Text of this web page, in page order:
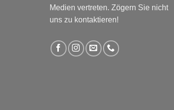
Medien vertreten. Zögern Sie nicht
uns zu kontaktieren!